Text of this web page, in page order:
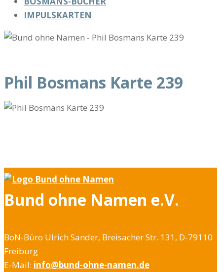
IMPULSKARTEN
Phil Bosmans Karte 239
Bund ohne Namen e.V.
BoN-Büro Ulrich Sander, Breisacher Str. 131, D-79110
Freiburg
E-Mail: info@bund-ohne-namen.de